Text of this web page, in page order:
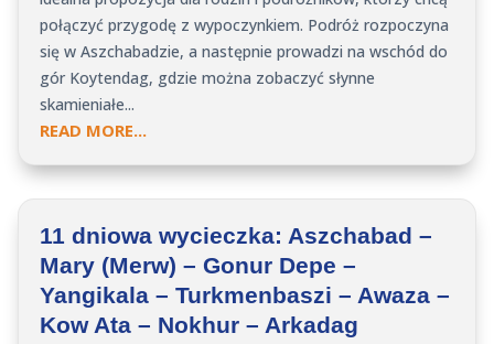
połączyć przygodę z wypoczynkiem. Podróż rozpoczyna
się w Aszchabadzie, a następnie prowadzi na wschód do
gór Koytendag, gdzie można zobaczyć słynne
skamieniałe...
READ MORE...
11 dniowa wycieczka: Aszchabad –
Mary (Merw) – Gonur Depe –
Yangikala – Turkmenbaszi – Awaza –
Kow Ata – Nokhur – Arkadag